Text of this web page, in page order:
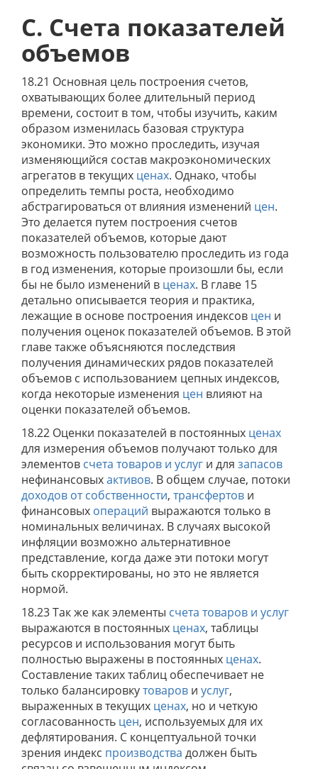
С. Счета показателей
объемов
18.21 Основная цель построения счетов,
охватывающих более длительный период
времени, состоит в том, чтобы изучить, каким
образом изменилась базовая структура
экономики. Это можно проследить, изучая
изменяющийся состав макроэкономических
агрегатов в текущих ценах. Однако, чтобы
определить темпы роста, необходимо
абстрагироваться от влияния изменений цен.
Это делается путем построения счетов
показателей объемов, которые дают
возможность пользователю проследить из года
в год изменения, которые произошли бы, если
бы не было изменений в ценах. В главе 15
детально описывается теория и практика,
лежащие в основе построения индексов цен и
получения оценок показателей объемов. В этой
главе также объясняются последствия
получения динамических рядов показателей
объемов с использованием цепных индексов,
когда некоторые изменения цен влияют на
оценки показателей объемов.
18.22 Оценки показателей в постоянных ценах
для измерения объемов получают только для
элементов счета товаров и услуг и для запасов
нефинансовыхактивов. В общем случае, потоки
доходов от собственности, трансфертов и
финансовых операций выражаются только в
номинальных величинах. В случаях высокой
инфляции возможно альтернативное
представление, когда даже эти потоки могут
быть скорректированы, но это не является
нормой.
18.23 Так же как элементы счета товаров и услуг
выражаются в постоянных ценах, таблицы
ресурсов и использования могут быть
полностью выражены в постоянных ценах.
Составление таких таблиц обеспечивает не
только балансировкутоваров и услуг,
выраженных в текущих ценах, но и четкую
согласованность цен, используемых для их
дефлятирования. С концептуальной точки
зрения индекс производства должен быть